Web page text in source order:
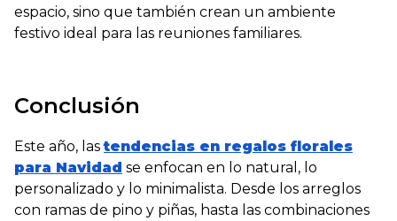
espacio, sino que también crean un ambiente
festivo ideal para las reuniones familiares.
Conclusión
Este año, lastendencias en regalos florales
para Navidad se enfocan en lo natural, lo
personalizado y lo minimalista. Desde los arreglos
con ramas de pino y piñas, hasta las combinaciones